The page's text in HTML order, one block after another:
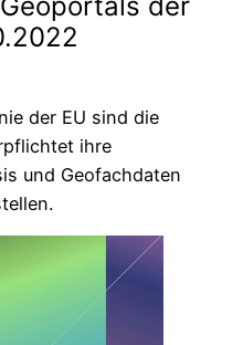
der EU sind die
ihre
und Geofachdaten